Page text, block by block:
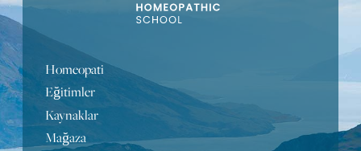
Homeopati
Eğitimler
Kaynaklar
Mağaza